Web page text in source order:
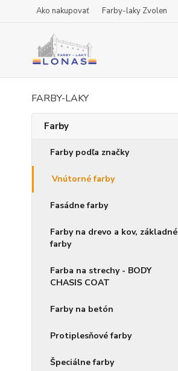
Ako nakupovať Farby-laky Zvolen
FARBY-LAKY
Farby
Farby podľa značky
Vnútorné farby
Fasádne farby
Farby na drevo a kov, základné
farby
Farba na strechy - BODY
CHASIS COAT
Farby na betón
Protiplesňové farby
Špeciálne farby